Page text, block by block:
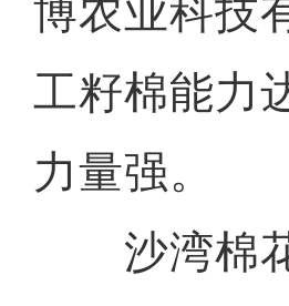
博农业科技
工籽棉能力
力量强。
沙湾棉花